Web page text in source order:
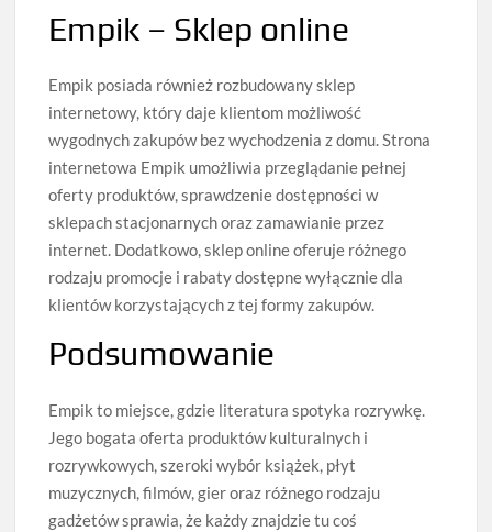
Empik – Sklep online
Empik posiada również rozbudowany sklep
internetowy, który daje klientom możliwość
wygodnych zakupów bez wychodzenia z domu. Strona
internetowa Empik umożliwia przeglądanie pełnej
oferty produktów, sprawdzenie dostępności w
sklepach stacjonarnych oraz zamawianie przez
internet. Dodatkowo, sklep online oferuje różnego
rodzaju promocje i rabaty dostępne wyłącznie dla
klientów korzystających z tej formy zakupów.
Podsumowanie
Empik to miejsce, gdzie literatura spotyka rozrywkę.
Jego bogata oferta produktów kulturalnych i
rozrywkowych, szeroki wybór książek, płyt
muzycznych, filmów, gier oraz różnego rodzaju
gadżetów sprawia, że każdy znajdzie tu coś